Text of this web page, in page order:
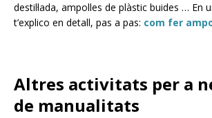
destil·lada, ampolles de plàstic buides … En
t’explico en detall, pas a pas: com fer
Altres activitats per a
de manualitats